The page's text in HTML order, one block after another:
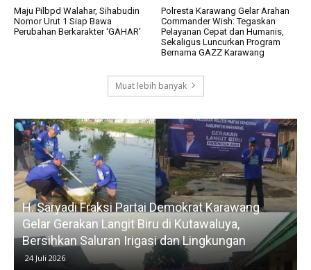
Maju Pilbpd Walahar, Sihabudin
Nomor Urut 1 Siap Bawa
Perubahan Berkarakter ‘GAHAR’
Polresta Karawang Gelar Arahan
Commander Wish: Tegaskan
Pelayanan Cepat dan Humanis,
Sekaligus Luncurkan Program
Bernama GAZZ Karawang
Muat lebih banyak
H. Saryadi Fraksi Partai Demokrat Karawang
Gelar Gerakan Langit Biru di Kutawaluya,
Bersihkan Saluran Irigasi dan Lingkungan
24 Juli 2026